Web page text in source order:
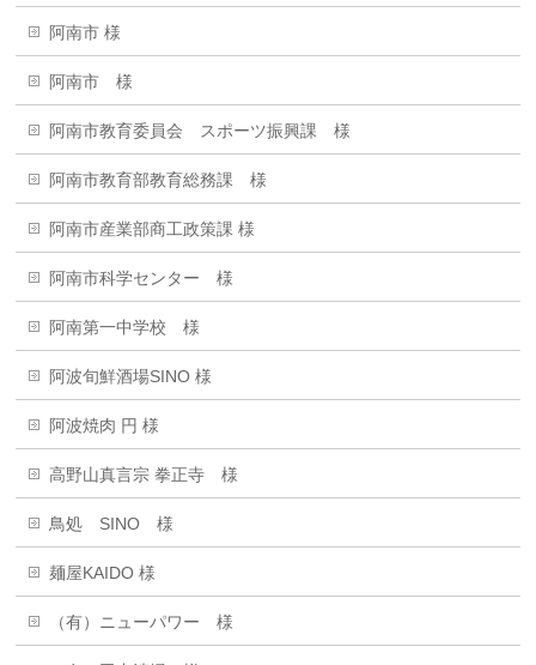
阿南市 様
阿南市 様
阿南市教育委員会 スポーツ振興課 様
阿南市教育部教育総務課 様
阿南市産業部商工政策課 様
阿南市科学センター 様
阿南第一中学校 様
阿波旬鮮酒場SINO 様
阿波焼肉 円 様
高野山真言宗 拳正寺 様
鳥処 SINO 様
麺屋KAIDO 様
（有）ニューパワー 様